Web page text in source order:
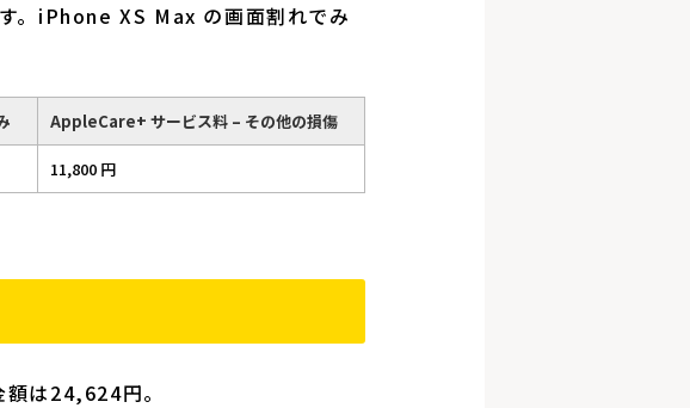
。iPhone XS Max の画面割れでみ
AppleCare+ サービス料 – その他の損傷
11,800 円
は24,624円。